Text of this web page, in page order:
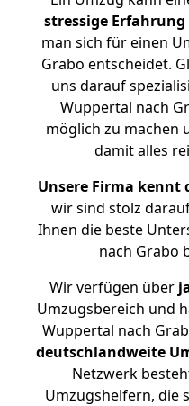
stressige Erfahrung
man sich für einen
Grabo entscheidet.
uns darauf
Wuppertal nach
möglich zu machen
damit alles
Unsere Firma kennt
wir sind stolz
Ihnen die beste
nach Grabo
Wir verfügen über
Umzugsbereich und
Wuppertal nach
deutschlandweite
Netzwerk
Umzugshelfern, die